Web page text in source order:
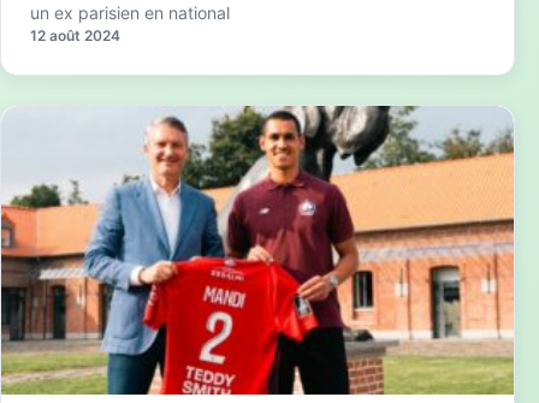
un ex parisien en national
12 août 2024